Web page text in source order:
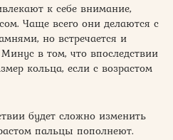
к себе внимание,
Чаще всего они делаются с
но встречается и
в том, что впоследствии
кольца, если с возрастом
будет сложно изменить
пальцы пополнеют.